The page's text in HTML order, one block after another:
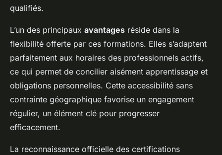
qualifiés.
L’un des principaux avantages réside dans la
flexibilité offerte par ces formations. Elles s’adaptent
parfaitement aux horaires des professionnels actifs,
ce qui permet de concilier aisément apprentissage et
obligations personnelles. Cette accessibilité sans
contrainte géographique favorise un engagement
régulier, un élément clé pour progresser
efficacement.
La reconnaissance officielle des certifications